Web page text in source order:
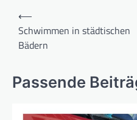
Beitragsnavigation
⟵
Schwimmen in städtischen
Bädern
Passende